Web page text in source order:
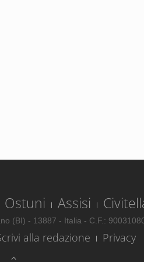
Ostuni Assisi
(BI) - 13887 - Italia - C.F.:
alla redazione Privacy